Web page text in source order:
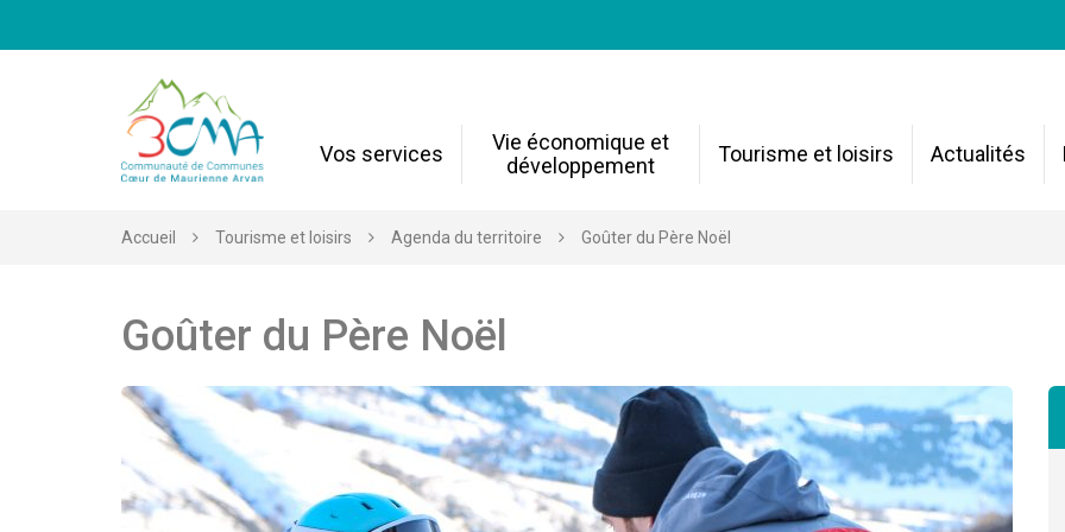
Vos services
Vie économique et
développement
Tourisme et loisirs Actualités
Accueil Tourisme et loisirs Agenda du territoire Goûter du Père Noël
Goûter du Père Noël